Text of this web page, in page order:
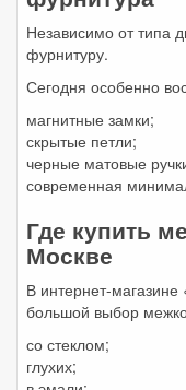
Независимо от типа
фурнитуру.
Сегодня особенно
магнитные замки;
скрытые петли;
черные матовые
современная
Где купить
Москве
В интернет-магазине
большой выбор
со стеклом;
глухих;